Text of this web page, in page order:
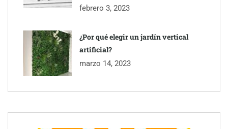
febrero 3, 2023
¿Por qué elegir un jardín vertical
artificial?
marzo 14, 2023